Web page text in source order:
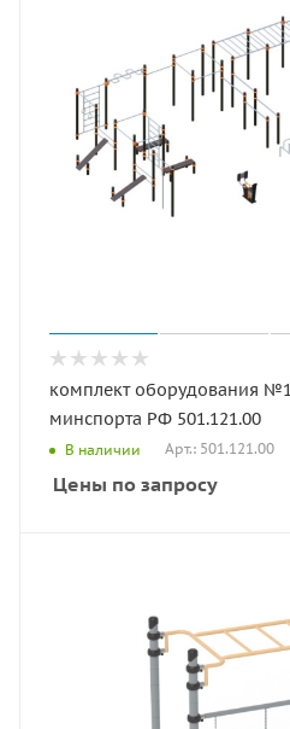
комплект оборудования
минспорта РФ 501.121.00
В наличии Арт.: 501.121.00
Цены по запросу